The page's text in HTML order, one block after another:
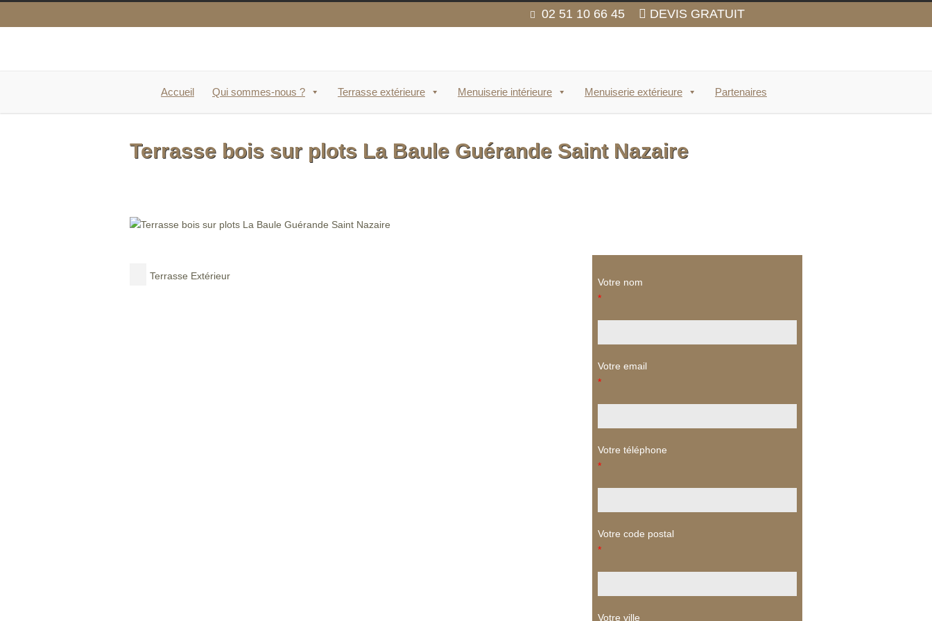
02 51 10 66 45 DEVIS GRATUIT
Accueil Qui sommes-nous ? Terrasse extérieure Menuiserie intérieure Menuiserie extérieure Partenaires
Terrasse bois sur plots La Baule Guérande Saint Nazaire
Terrasse Extérieur
Votre nom
*
Votre email
*
Votre téléphone
*
Votre code postal
*
Votre ville